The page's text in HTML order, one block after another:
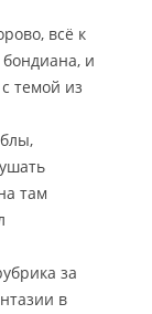
всё к
и
темой из
там
за
в